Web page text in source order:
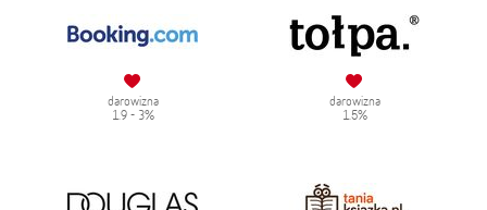
darowizna
1.9 - 3%
darowizna
1.5%